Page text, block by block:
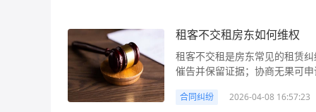
经济补偿；劳动报酬低于当地
单位按应付金额百分之五十以
合同的约定或者国家规定及时
裁法》第五条：“发生劳动争议
裁委员会申请仲裁；对仲裁裁
台会对商家进行调查核实，并
等。向消协或市场监管部门投
行义务；若调解不成，会告知
买合同中约定了仲裁条款，或
仲裁实行一裁终局制度，裁决
者可以要求商家承担惩罚性赔
消费者购买商品的价款或者接
法律另有规定的，依照其规定
可要求价款三倍的赔偿，不足
最低的解决方式。消费者应主
（每月多花500元），误工2天
元 + 搬家费800元 + 租金差价
法： 1. 协商解决（优先选择）
需签订书面协议，明确双方权
疵”），消费者可依据《消费者
偿价款三倍（不足500元按500
可要求退款1000元+赔偿3000
用不合格电器导致火灾、衣物
疗费、误工费、财产修复费用等，具体金
则。 合同有约定的：按约定处理（如约定“因出租方原因导致合同解除的，装修费由出租方承担”
或“装修归出租方所有，不予补偿”等）。 合同无约定或约定不明的： 因房
结构不合格、未提供符合约定
内装饰装修残值损失（即装修的现存
均有过错的，应根据过错比例
义务，根据《民法典》第七百
求二房东返还费用。 2. 若泡水
《民法典》第七百一十一条，
出租人，其维修义务与产权人
的转租资格（是否经原房东同
水龙头导致地板泡水，二房东
不合法。我们需从法律角度拆解责任，明确维权路
题，需从三个层面分析合法性
租客不交租房东如何维权
租客不交租是房东常见的租赁
催告并保留证据；协商无果可
维权时需避免非法手段，确保自身权
合同纠纷 2026-04-08 16:57:23